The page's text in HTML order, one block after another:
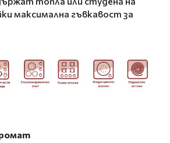
максимална гъвкавост за